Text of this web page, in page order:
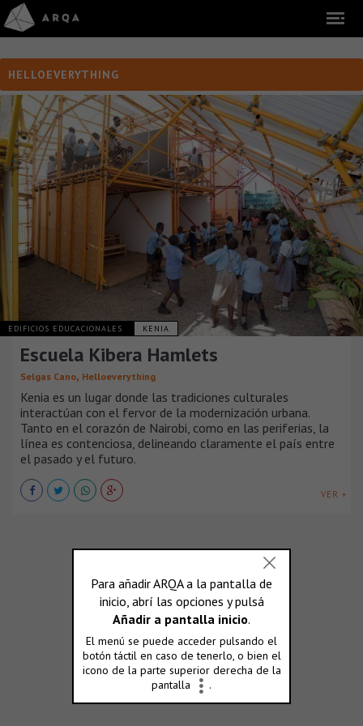
HELLOEVERYTHING
EDIFICIOS EDUCACIONALES KENIA
Escuela Kibera Hamlets
Selgas Cano, Helloeverything
Kenia es un lugar donde las tradiciones culturales
interactúan con el fervor de la modernización urbana.
Tanto en el corazón de Nairobi, como en las periferias, la
línea es contenciosa, delineando claramente el país entre
el pasado y el futuro.
VER +